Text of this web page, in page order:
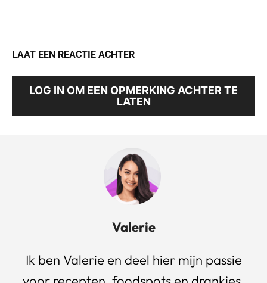
LAAT EEN REACTIE ACHTER
LOG IN OM EEN OPMERKING ACHTER TE
LATEN
Valerie
Ik ben Valerie en deel hier mijn passie